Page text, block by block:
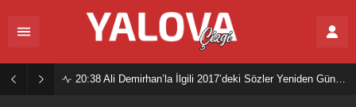
20:38 Ali Demirhan’la İlgili 2017’deki Sözler Yeniden Gündemde